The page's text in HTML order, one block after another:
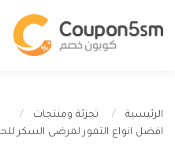
الرئيسية
تجزئة ومنتجات
افضل انواع التمور لمرضى السكر